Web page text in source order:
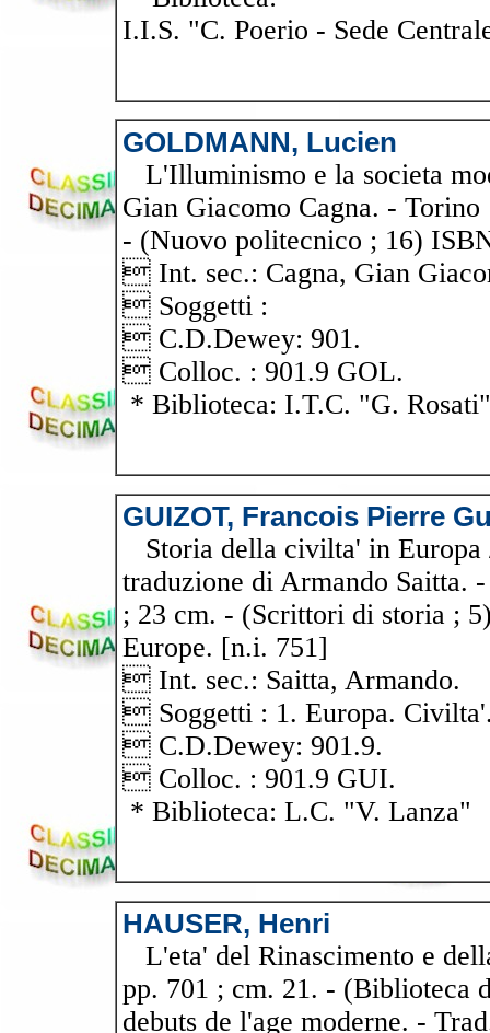
I.I.S. "C. Poerio - Sede
GOLDMANN, Lucien
L'Illuminismo e la societa
Gian Giacomo Cagna. -
- (Nuovo politecnico ; 16)
 Int. sec.: Cagna, Gian
 Soggetti :
 C.D.Dewey: 901.
 Colloc. : 901.9 GOL.
* Biblioteca: I.T.C. "G. Rosati"
GUIZOT, Francois Pierre
Storia della civilta' in Europa
traduzione di Armando Saitta.
; 23 cm. - (Scrittori di storia ;
Europe. [n.i. 751]
 Int. sec.: Saitta, Armando.
 Soggetti : 1. Europa.
 C.D.Dewey: 901.9.
 Colloc. : 901.9 GUI.
* Biblioteca: L.C. "V. Lanza"
HAUSER, Henri
L'eta' del Rinascimento e
pp. 701 ; cm. 21. - (Biblioteca
debuts de l'age moderne. -